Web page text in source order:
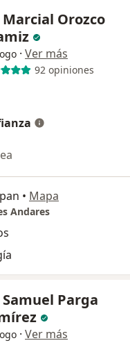
Marcial Orozco
· Ver más
92 opiniones
• Mapa
Andares
Samuel Parga
· Ver más